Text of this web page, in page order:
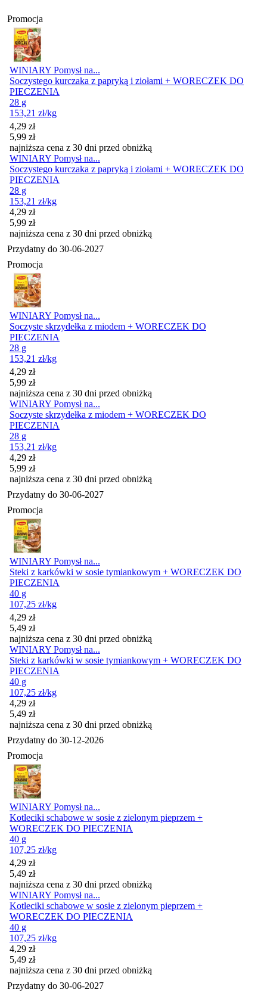
Promocja
WINIARY Pomysł na...
Soczystego kurczaka z papryką i ziołami + WORECZEK DO
PIECZENIA
28 g
153,21 zł/kg
Cena promocyjna
4,29 zł
5,99 zł
najniższa cena z 30 dni przed obniżką
WINIARY Pomysł na...
Soczystego kurczaka z papryką i ziołami + WORECZEK DO
PIECZENIA
28 g
153,21 zł/kg
Cena promocyjna
4,29 zł
5,99 zł
najniższa cena z 30 dni przed obniżką
Przydatny do 30-06-2027
Promocja
WINIARY Pomysł na...
Soczyste skrzydełka z miodem + WORECZEK DO
PIECZENIA
28 g
153,21 zł/kg
Cena promocyjna
4,29 zł
5,99 zł
najniższa cena z 30 dni przed obniżką
WINIARY Pomysł na...
Soczyste skrzydełka z miodem + WORECZEK DO
PIECZENIA
28 g
153,21 zł/kg
Cena promocyjna
4,29 zł
5,99 zł
najniższa cena z 30 dni przed obniżką
Przydatny do 30-06-2027
Promocja
WINIARY Pomysł na...
Steki z karkówki w sosie tymiankowym + WORECZEK DO
PIECZENIA
40 g
107,25 zł/kg
Cena promocyjna
4,29 zł
5,49 zł
najniższa cena z 30 dni przed obniżką
WINIARY Pomysł na...
Steki z karkówki w sosie tymiankowym + WORECZEK DO
PIECZENIA
40 g
107,25 zł/kg
Cena promocyjna
4,29 zł
5,49 zł
najniższa cena z 30 dni przed obniżką
Przydatny do 30-12-2026
Promocja
WINIARY Pomysł na...
Kotleciki schabowe w sosie z zielonym pieprzem +
WORECZEK DO PIECZENIA
40 g
107,25 zł/kg
Cena promocyjna
4,29 zł
5,49 zł
najniższa cena z 30 dni przed obniżką
WINIARY Pomysł na...
Kotleciki schabowe w sosie z zielonym pieprzem +
WORECZEK DO PIECZENIA
40 g
107,25 zł/kg
Cena promocyjna
4,29 zł
5,49 zł
najniższa cena z 30 dni przed obniżką
Przydatny do 30-06-2027